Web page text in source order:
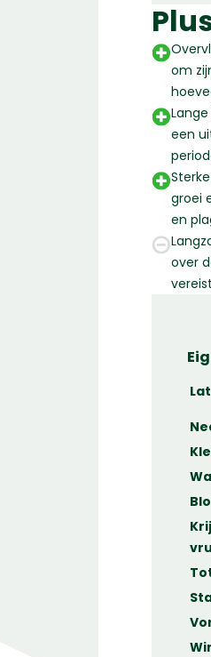
-
cm
om
een
groei
en
over